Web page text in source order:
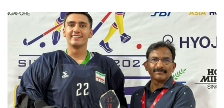
شادی دل امام عصر حضرت بقیه‌الله الاعظم(عج) شویم.